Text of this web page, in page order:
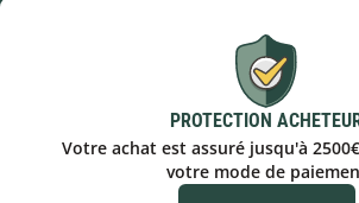
PROTECTION
Votre achat est assuré jusqu'à
votre mode de